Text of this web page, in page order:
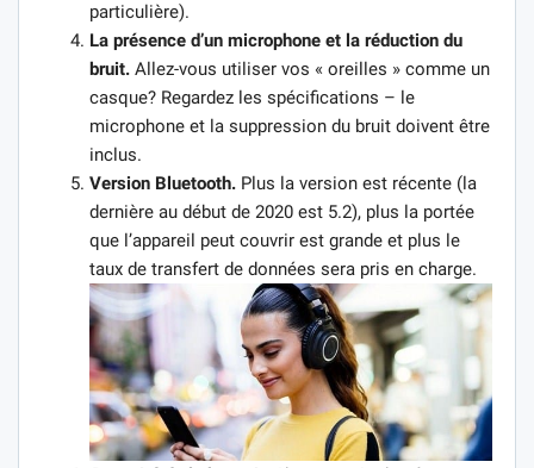
particulière).
La présence d’un microphone et la réduction du
bruit. Allez-vous utiliser vos « oreilles » comme un
casque? Regardez les spécifications – le
microphone et la suppression du bruit doivent être
inclus.
Version Bluetooth. Plus la version est récente (la
dernière au début de 2020 est 5.2), plus la portée
que l’appareil peut couvrir est grande et plus le
taux de transfert de données sera pris en charge.